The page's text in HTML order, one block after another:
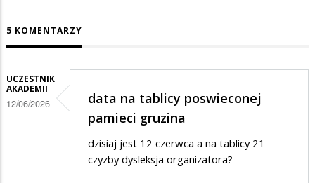
5 KOMENTARZY
UCZESTNIK
AKADEMII
12/06/2026
data na tablicy poswieconej
pamieci gruzina
dzisiaj jest 12 czerwca a na tablicy 21
czyzby dysleksja organizatora?